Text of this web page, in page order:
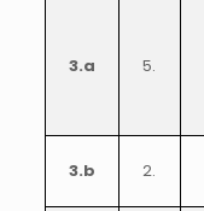
3.a 5.
3.b 2.